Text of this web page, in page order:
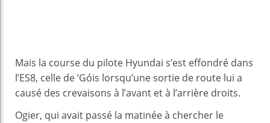
Mais la course du pilote Hyundai s’est effondré dans
l’ES8, celle de ‘Góis lorsqu’une sortie de route lui a
causé des crevaisons à l’avant et à l’arrière droits.
Ogier, qui avait passé la matinée à chercher le